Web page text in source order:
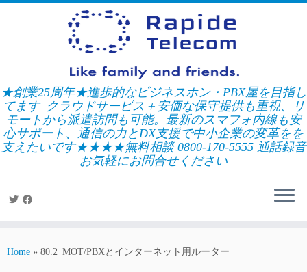
Skip
★創業25周年★進歩的なビジネスホン・PBX屋を目指し
てます_クラウドサービス＋安価な保守提供も重視、リ
モートから派遣訪問も可能。最新のスマフォ内線も安
心サポート、通信の力とDX支援で中小企業の変革をを
支えたいです★★★★無料相談 0800-170-5555 通話録音
お気軽にお問合せください
Home » 80.2_MOT/PBXとインターネット用ルーター